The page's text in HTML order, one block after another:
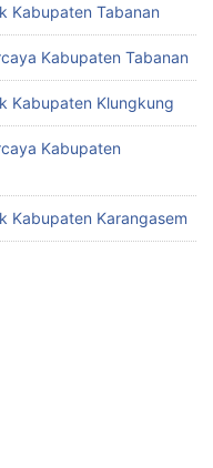
Kabupaten Tabanan
Kabupaten Tabanan
Kabupaten Klungkung
Kabupaten
Kabupaten Karangasem